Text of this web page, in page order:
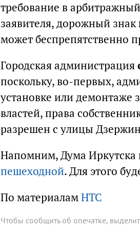
требование в
заявителя, дорожный знак
может беспрепятственно
Городская администрация
поскольку, во-первых,
установке или демонтаже
властей, права
разрешен с улицы
Напомним, Дума Иркутска
пешеходной. Для этого
По материаламНТС
Чтобы сообщить об опечатке,